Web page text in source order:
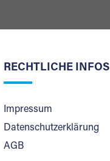
RECHTLICHE INFOS
Impressum
Datenschutzerklärung
AGB